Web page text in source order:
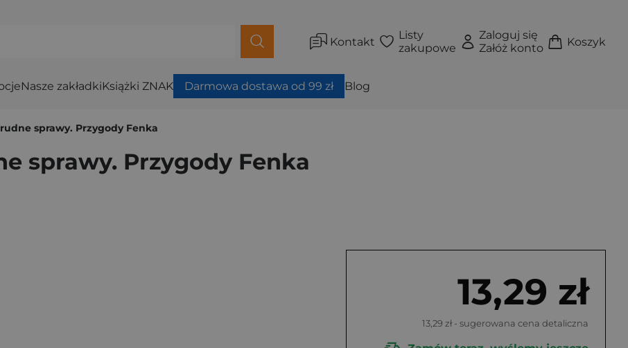
Kontakt
Listy
zakupowe
Zaloguj się
Załóż konto
Koszyk
Nasze zakładkiKsiążki ZNAK Darmowa dostawa od 99 zł Blog
sprawy. Przygody Fenka
sprawy. Przygody Fenka
13,29 zł
13,29 zł - sugerowana cena detaliczna